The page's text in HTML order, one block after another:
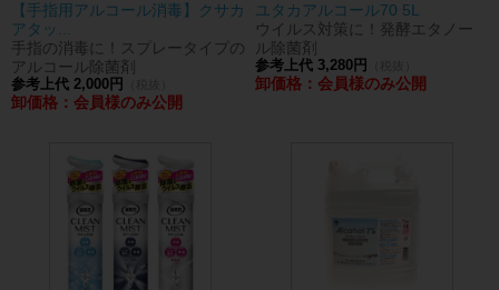
【手指用アルコール消毒】クサカ
アタッ...
手指の消毒に！スプレータイプの
アルコール除菌剤
参考上代 2,000円
卸価格：会員様のみ公開
ユタカアルコール70 5L
ウイルス対策に！発酵エタノー
ル除菌剤
参考上代 3,280円
卸価格：会員様のみ公開